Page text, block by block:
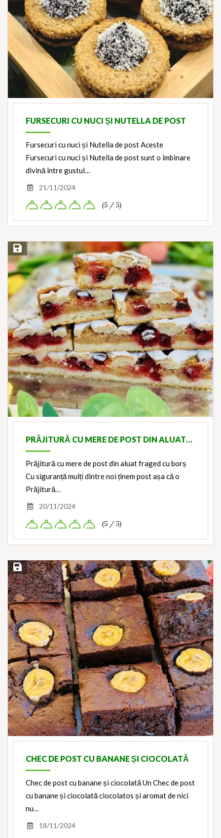
FURSECURI CU NUCI ȘI NUTELLA DE POST
Fursecuri cu nuci și Nutella de post Aceste
Fursecuri cu nuci și Nutella de post sunt o îmbinare
divină între gustul…
21/11/2024
(5 / 5)
Save Recipe
PRĂJITURĂ CU MERE DE POST DIN ALUAT…
Prăjitură cu mere de post din aluat fraged cu borș
Cu siguranță mulți dintre noi ținem post așa că o
Prăjitură…
20/11/2024
(5 / 5)
Save Recipe
CHEC DE POST CU BANANE ȘI CIOCOLATĂ
Chec de post cu banane și ciocolată Un Chec de post
cu banane și ciocolată ciocolatos și aromat de nici
nu…
18/11/2024